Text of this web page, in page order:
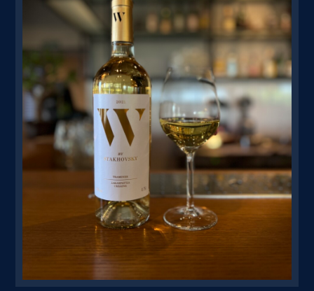
Меню
Галерея
Резервація